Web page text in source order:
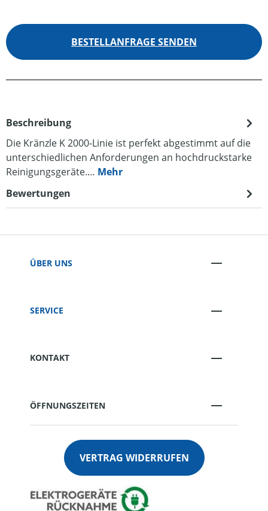
BESTELLANFRAGE SENDEN
Beschreibung
Die Kränzle K 2000-Linie ist perfekt abgestimmt auf die
unterschiedlichen Anforderungen an hochdruckstarke
Reinigungsgeräte.… Mehr
Bewertungen
ÜBER UNS
SERVICE
KONTAKT
ÖFFNUNGSZEITEN
VERTRAG WIDERRUFEN